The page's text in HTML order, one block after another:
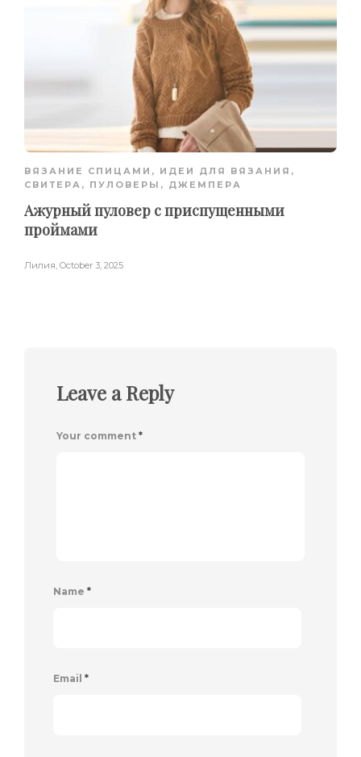
ВЯЗАНИЕ СПИЦАМИ , ИДЕИ ДЛЯ ВЯЗАНИЯ ,
СВИТЕРА, ПУЛОВЕРЫ, ДЖЕМПЕРА
Ажурный пуловер с приспущенными
проймами
Лилия October 3, 2025
Leave a Reply
Your comment *
Name *
Email *